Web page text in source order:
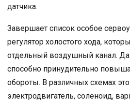
датчика.
Завершает список особое
регулятор холостого хода,
отдельный воздушный канал.
способно принудительно
обороты. В различных схемах
электродвигатель, соленоид,